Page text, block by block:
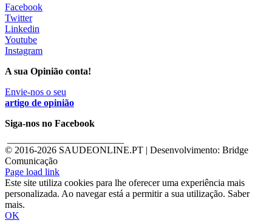
Facebook
Twitter
Linkedin
Youtube
Instagram
A sua Opinião conta!
Envie-nos o seu
artigo de opinião
Siga-nos no Facebook
© 2016-2026 SAUDEONLINE.PT | Desenvolvimento: Bridge
Comunicação
Page load link
Este site utiliza cookies para lhe oferecer uma experiência mais
personalizada. Ao navegar está a permitir a sua utilização. Saber
mais.
OK